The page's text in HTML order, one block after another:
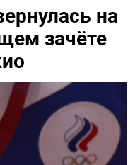
на
зачёте